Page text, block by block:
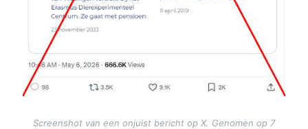
Screenshot van een onjuist bericht op X. Genomen op 7